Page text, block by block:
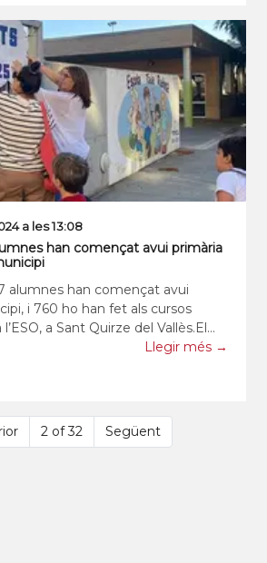
a les 13:08
han començat avui primària
alumnes han començat avui
i 760 ho han fet als cursos
a Sant Quirze del Vallès.El
alumnes matriculats és el Taula
Llegir més →
2 of 32 Següent